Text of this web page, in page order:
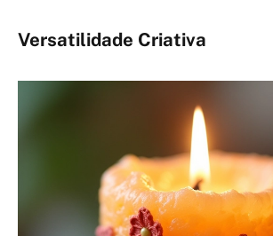
Versatilidade Criativa